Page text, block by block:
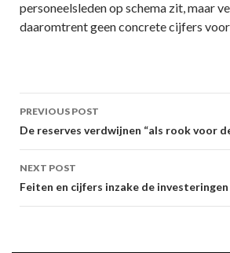
personeelsleden op schema zit, maar
daaromtrent geen concrete cijfers
Post
navigation
PREVIOUS POST
De reserves verdwijnen “als rook voor
NEXT POST
Feiten en cijfers inzake de investeringen